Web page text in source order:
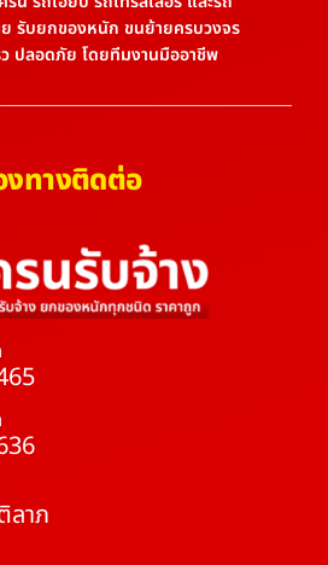
ย รับยกของหนัก ขนย้ายครบวงจร
ว ปลอดภัย โดยทีมงานมืออาชีพ
งทางติดต่อ
ลาภ